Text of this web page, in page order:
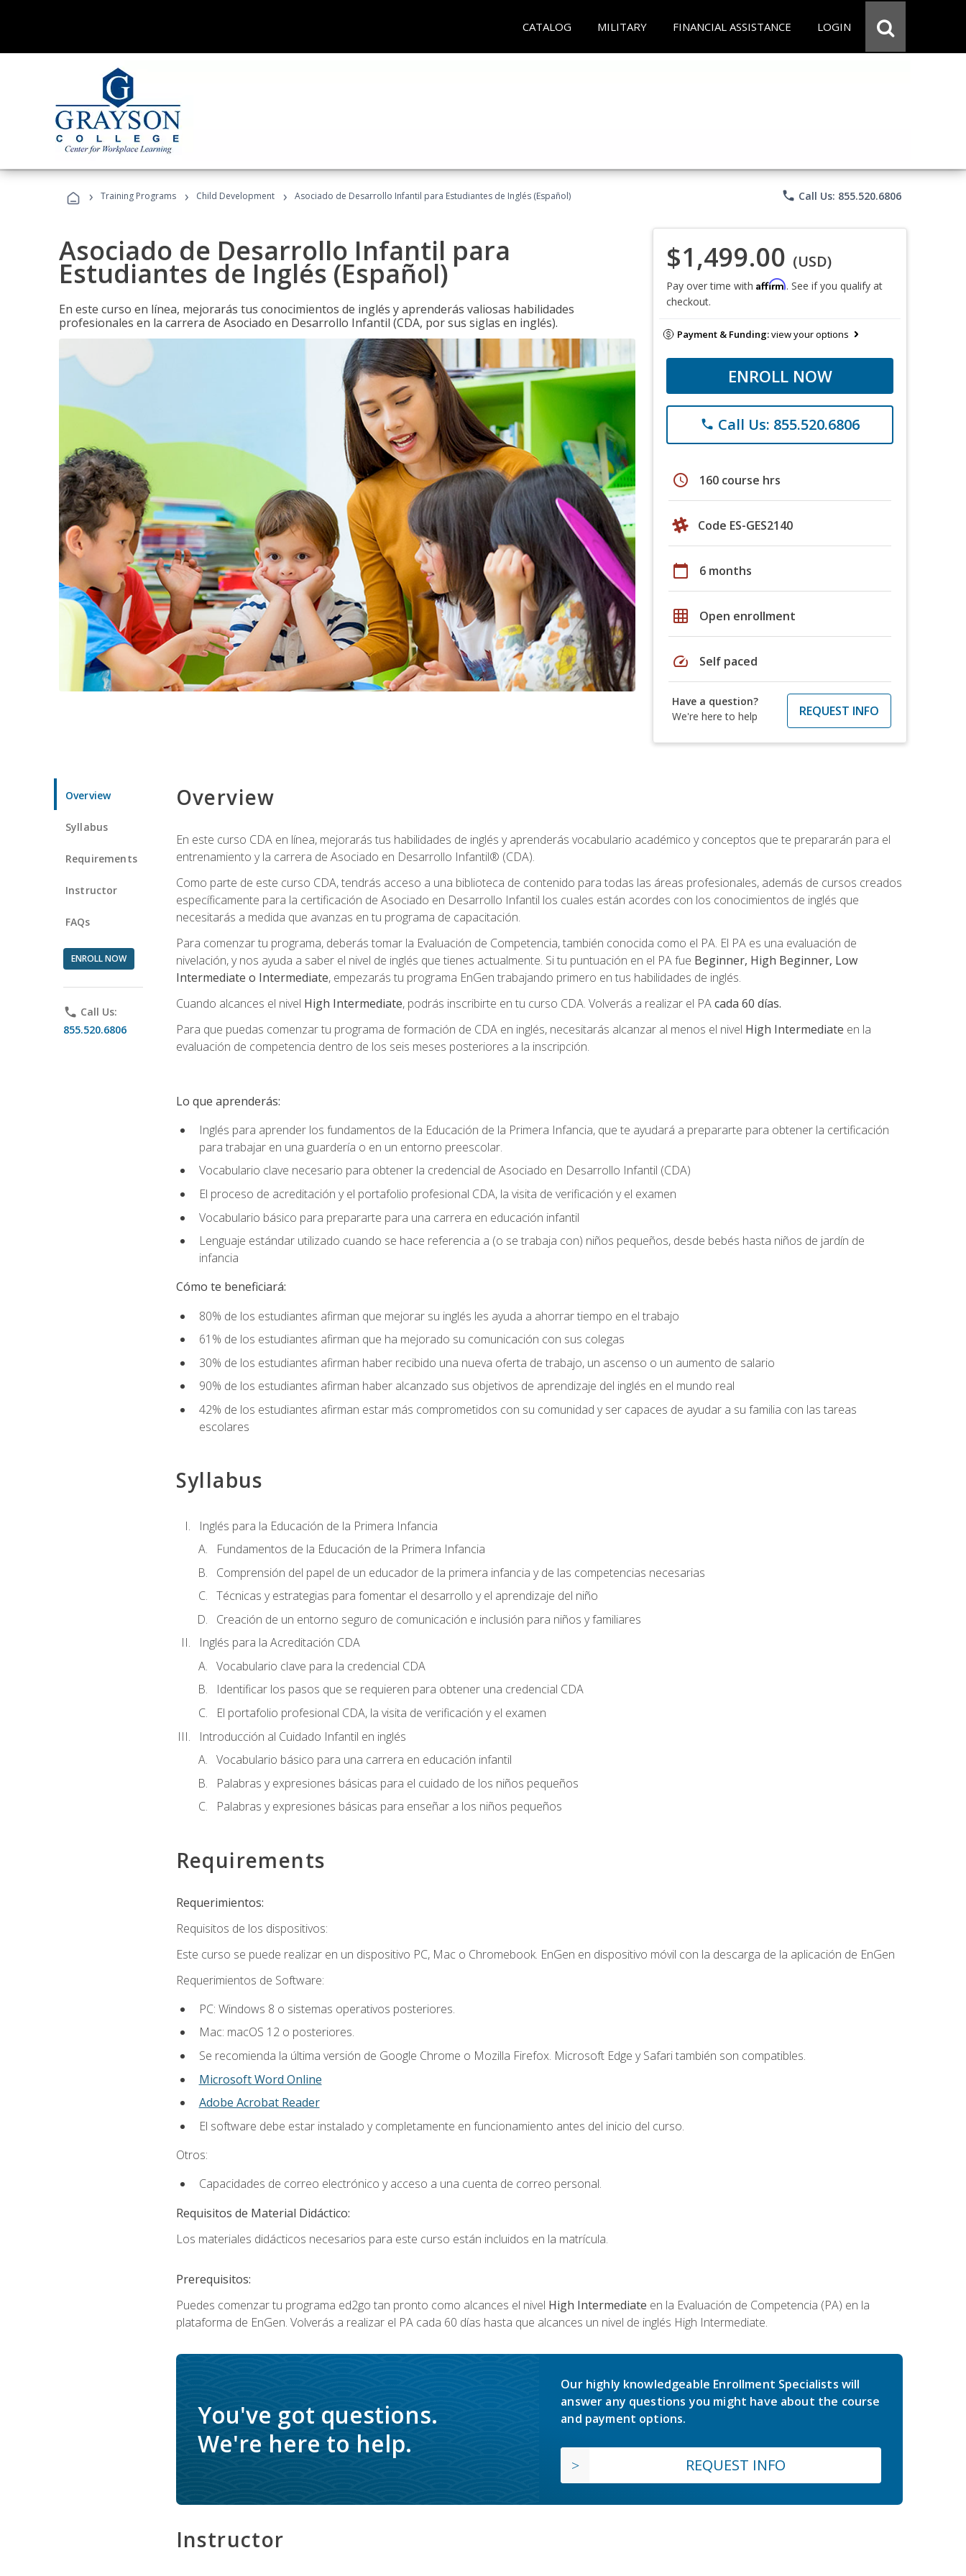
CATALOG MILITARY FINANCIAL ASSISTANCE LOGIN
› Training Programs › Child Development › Asociado de Desarrollo Infantil para Estudiantes de Inglés (Español) phone Call Us: 855.520.6806
Asociado de Desarrollo Infantil para
Estudiantes de Inglés (Español)
En este curso en línea, mejorarás tus conocimientos de inglés y aprenderás valiosas habilidades
profesionales en la carrera de Asociado en Desarrollo Infantil (CDA, por sus siglas en inglés).
$1,499.00 (USD)
Pay over time with Affirm. See if you qualify at
checkout.
Payment & Funding:view your options
ENROLL NOW
phone Call Us: 855.520.6806
schedule 160 course hrs
Code ES-GES2140
calendar_today 6 months
grid_on Open enrollment
speed Self paced
Have a question?
We're here to help
REQUEST INFO
Overview
Syllabus
Requirements
Instructor
FAQs
ENROLL NOW
phone Call Us:
855.520.6806
Overview
En este curso CDA en línea, mejorarás tus habilidades de inglés y aprenderás vocabulario académico y conceptos que te prepararán para el
entrenamiento y la carrera de Asociado en Desarrollo Infantil® (CDA).
Como parte de este curso CDA, tendrás acceso a una biblioteca de contenido para todas las áreas profesionales, además de cursos creados
específicamente para la certificación de Asociado en Desarrollo Infantil los cuales están acordes con los conocimientos de inglés que
necesitarás a medida que avanzas en tu programa de capacitación.
Para comenzar tu programa, deberás tomar la Evaluación de Competencia, también conocida como el PA. El PA es una evaluación de
nivelación, y nos ayuda a saber el nivel de inglés que tienes actualmente. Si tu puntuación en el PA fue Beginner, High Beginner, Low
Intermediate o Intermediate, empezarás tu programa EnGen trabajando primero en tus habilidades de inglés.
Cuando alcances el nivel High Intermediate, podrás inscribirte en tu curso CDA. Volverás a realizar el PAcada 60 días.
Para que puedas comenzar tu programa de formación de CDA en inglés, necesitarás alcanzar al menos el nivel High Intermediate en la
evaluación de competencia dentro de los seis meses posteriores a la inscripción.
Lo que aprenderás:
Inglés para aprender los fundamentos de la Educación de la Primera Infancia, que te ayudará a prepararte para obtener la certificación
para trabajar en una guardería o en un entorno preescolar.
Vocabulario clave necesario para obtener la credencial de Asociado en Desarrollo Infantil (CDA)
El proceso de acreditación y el portafolio profesional CDA, la visita de verificación y el examen
Vocabulario básico para prepararte para una carrera en educación infantil
Lenguaje estándar utilizado cuando se hace referencia a (o se trabaja con) niños pequeños, desde bebés hasta niños de jardín de
infancia
Cómo te beneficiará:
80% de los estudiantes afirman que mejorar su inglés les ayuda a ahorrar tiempo en el trabajo
61% de los estudiantes afirman que ha mejorado su comunicación con sus colegas
30% de los estudiantes afirman haber recibido una nueva oferta de trabajo, un ascenso o un aumento de salario
90% de los estudiantes afirman haber alcanzado sus objetivos de aprendizaje del inglés en el mundo real
42% de los estudiantes afirman estar más comprometidos con su comunidad y ser capaces de ayudar a su familia con las tareas
escolares
Syllabus
Inglés para la Educación de la Primera Infancia
Fundamentos de la Educación de la Primera Infancia
Comprensión del papel de un educador de la primera infancia y de las competencias necesarias
Técnicas y estrategias para fomentar el desarrollo y el aprendizaje del niño
Creación de un entorno seguro de comunicación e inclusión para niños y familiares
Inglés para la Acreditación CDA
Vocabulario clave para la credencial CDA
Identificar los pasos que se requieren para obtener una credencial CDA
El portafolio profesional CDA, la visita de verificación y el examen
Introducción al Cuidado Infantil en inglés
Vocabulario básico para una carrera en educación infantil
Palabras y expresiones básicas para el cuidado de los niños pequeños
Palabras y expresiones básicas para enseñar a los niños pequeños
Requirements
Requerimientos:
Requisitos de los dispositivos:
Este curso se puede realizar en un dispositivo PC, Mac o Chromebook. EnGen en dispositivo móvil con la descarga de la aplicación de EnGen
Requerimientos de Software:
PC: Windows 8 o sistemas operativos posteriores.
Mac: macOS 12 o posteriores.
Se recomienda la última versión de Google Chrome o Mozilla Firefox. Microsoft Edge y Safari también son compatibles.
Microsoft Word Online
Adobe Acrobat Reader
El software debe estar instalado y completamente en funcionamiento antes del inicio del curso.
Otros:
Capacidades de correo electrónico y acceso a una cuenta de correo personal.
Requisitos de Material Didáctico:
Los materiales didácticos necesarios para este curso están incluidos en la matrícula.
Prerequisitos:
Puedes comenzar tu programa ed2go tan pronto como alcances el nivel High Intermediate en la Evaluación de Competencia (PA) en la
plataforma de EnGen. Volverás a realizar el PA cada 60 días hasta que alcances un nivel de inglés High Intermediate.
You've got questions.
We're here to help.
Our highly knowledgeable Enrollment Specialists will
answer any questions you might have about the course
and payment options.
REQUEST INFO
Instructor